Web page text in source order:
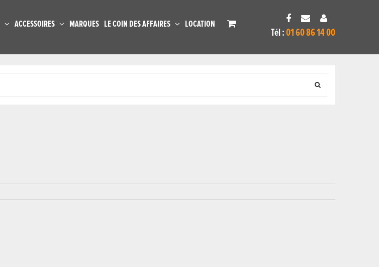
ACCESSOIRES MARQUES LE COIN DES AFFAIRES LOCATION
Tél : 01 60 86 14 00